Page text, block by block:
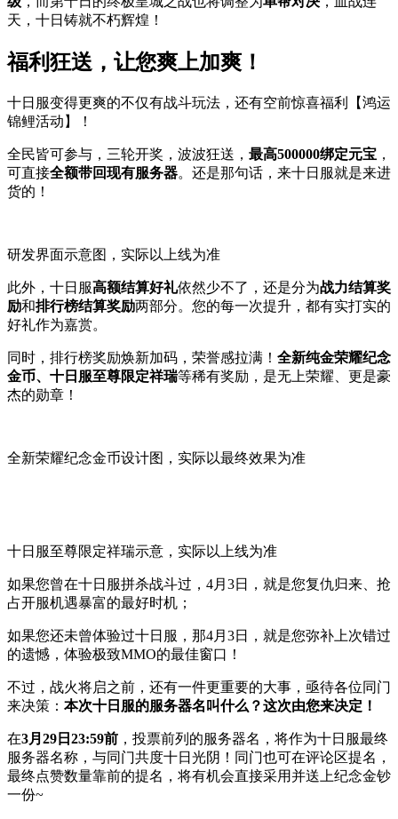
天，十日铸就不朽辉煌！
福利狂送，让您爽上加爽！
十日服变得更爽的不仅有战斗玩法，还有空前惊喜福利【鸿运
锦鲤活动】！
全民皆可参与，三轮开奖，波波狂送， 最高500000绑定元宝 ，
可直接全额带回现有服务器。还是那句话，来十日服就是来进
货的！
研发界面示意图，实际以上线为准
此外，十日服高额结算好礼依然少不了，还是分为战力结算奖
励和排行榜结算奖励两部分。您的每一次提升，都有实打实的
好礼作为嘉赏。
同时，排行榜奖励焕新加码，荣誉感拉满！ 全新纯金荣耀纪念
金币、十日服至尊限定祥瑞等稀有奖励，是无上荣耀、更是豪
杰的勋章！
全新荣耀纪念金币设计图，实际以最终效果为准
十日服至尊限定祥瑞示意，实际以上线为准
如果您曾在十日服拼杀战斗过，4月3日，就是您复仇归来、抢
占开服机遇暴富的最好时机；
如果您还未曾体验过十日服，那4月3日，就是您弥补上次错过
的遗憾，体验极致MMO的最佳窗口！
不过，战火将启之前，还有一件更重要的大事，亟待各位同门
来决策： 本次十日服的服务器名叫什么？这次由您来决定！
在3月29日23:59前 ，投票前列的服务器名，将作为十日服最终
服务器名称，与同门共度十日光阴！同门也可在评论区提名，
最终点赞数量靠前的提名，将有机会直接采用并送上纪念金钞
一份~